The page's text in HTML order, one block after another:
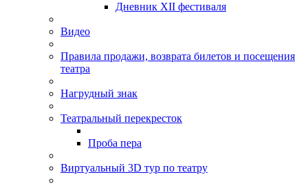
Дневник XII фестиваля
Видео
Правила продажи, возврата билетов и посещения
театра
Нагрудный знак
Театральный перекресток
Проба пера
Виртуальный 3D тур по театру